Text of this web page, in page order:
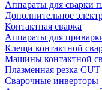
Аппараты для сварки
Дополнительное
Контактная сварка
Аппараты для
Клещи контактной
Машины контактной
Плазменная резка CUT
Сварочные инверторы